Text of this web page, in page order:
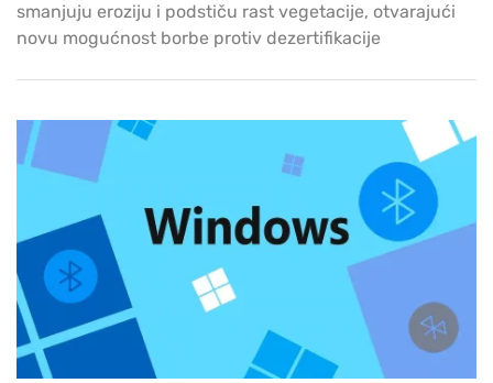
smanjuju eroziju i podstiču rast vegetacije, otvarajući
novu mogućnost borbe protiv dezertifikacije